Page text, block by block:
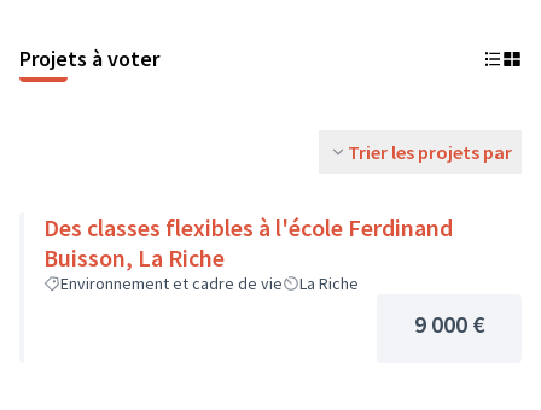
Projets à voter
Trier les projets par
Des classes flexibles à l'école Ferdinand
Buisson, La Riche
Environnement et cadre de vie La Riche
9 000 €